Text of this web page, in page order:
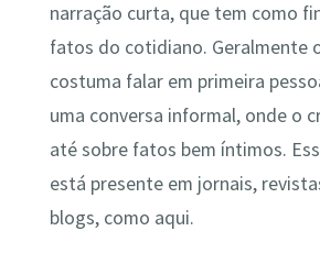
narração curta, que tem como
fatos do cotidiano. Geralmente
costuma falar em primeira
uma conversa informal, onde o
até sobre fatos bem íntimos.
está presente em jornais,
blogs, como aqui.